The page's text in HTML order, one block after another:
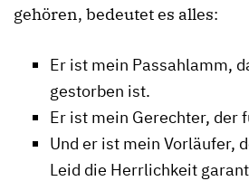
gehören, bedeutet es alles:
Er ist mein Passahlamm,
gestorben ist.
Er ist mein Gerechter, der
Und er ist mein Vorläufer,
Leid die Herrlichkeit